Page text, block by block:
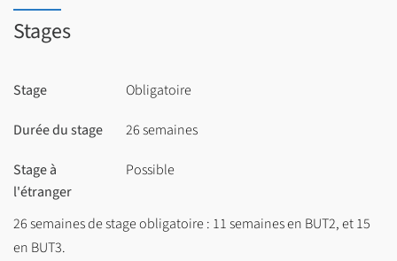
Durée :
du contrat
Sur les 2 années : 40 semaines à l’IUT et 64 semaines en
Stages
Stage Obligatoire
Durée du stage 26 semaines
Stage à
l'étranger
Possible
26 semaines de stage obligatoire : 11 semaines en BUT2, et 15
en BUT3.